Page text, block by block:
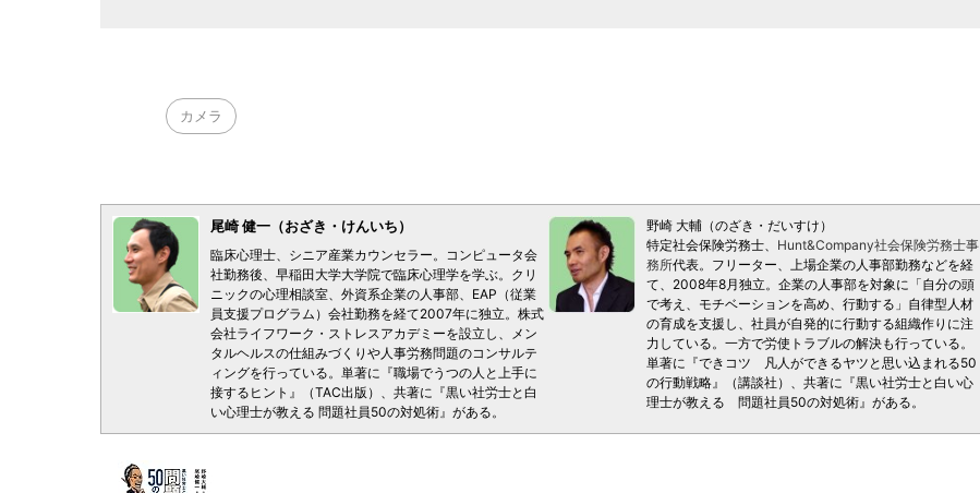
カメラ
尾崎 健一（おざき・けんいち）
臨床心理士、シニア産業カウンセラー。コンピュータ会
社勤務後、早稲田大学大学院で臨床心理学を学ぶ。クリ
ニックの心理相談室、外資系企業の人事部、EAP（従業
員支援プログラム）会社勤務を経て2007年に独立。株式
会社ライフワーク・ストレスアカデミーを設立し、メン
タルヘルスの仕組みづくりや人事労務問題のコンサルテ
ィングを行っている。単著に『職場でうつの人と上手に
接するヒント』（TAC出版）、共著に『黒い社労士と白
い心理士が教える 問題社員50の対処術』がある。
野崎 大輔（のざき・だいすけ）
特定社会保険労務士、 Hunt&Company社会保険労務士事
務所代表。フリーター、上場企業の人事部勤務などを経
て、2008年8月独立。企業の人事部を対象に「自分の頭
で考え、モチベーションを高め、行動する」自律型人材
の育成を支援し、社員が自発的に行動する組織作りに注
力している。一方で労使トラブルの解決も行っている。
単著に『できコツ 凡人ができるヤツと思い込まれる50
の行動戦略』（講談社）、共著に『黒い社労士と白い心
理士が教える 問題社員50の対処術』がある。